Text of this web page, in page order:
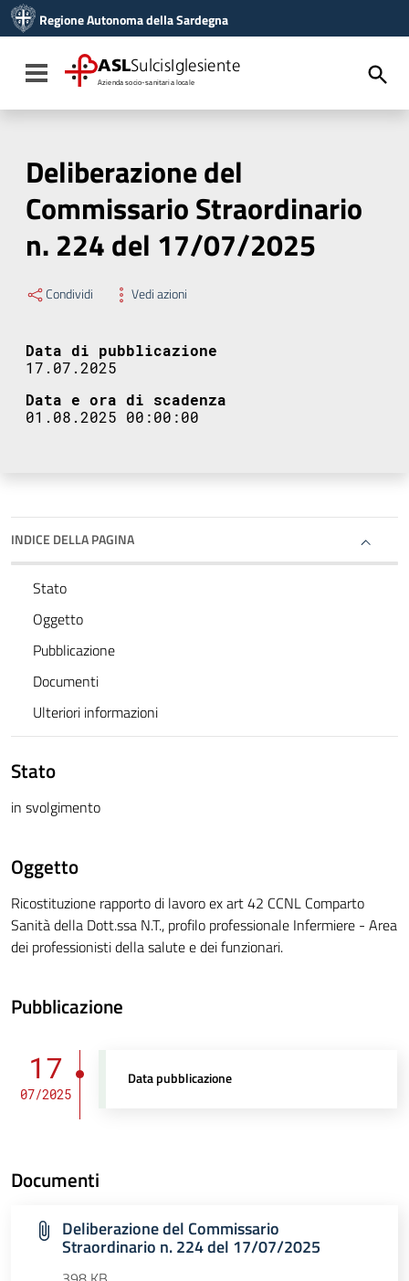
Vai al menu di navigazione
Vai al footer
Regione Autonoma della Sardegna
Toggle navigation
ASLSulcisIglesiente
Azienda socio-sanitaria locale
Deliberazione del
Commissario Straordinario
n. 224 del 17/07/2025
Condividi Vedi azioni
Data di pubblicazione
17.07.2025
Data e ora di scadenza
01.08.2025 00:00:00
INDICE DELLA PAGINA
Stato
Oggetto
Pubblicazione
Documenti
Ulteriori informazioni
Stato
in svolgimento
Oggetto
Ricostituzione rapporto di lavoro ex art 42 CCNL Comparto
Sanità della Dott.ssa N.T., profilo professionale Infermiere - Area
dei professionisti della salute e dei funzionari.
Pubblicazione
17
07/2025
Data pubblicazione
Documenti
Deliberazione del Commissario
Straordinario n. 224 del 17/07/2025